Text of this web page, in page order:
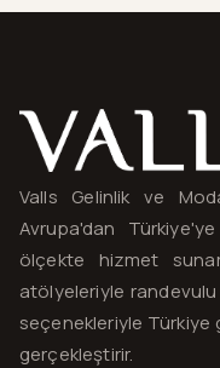
Valls® — site
Valls Gelinlik ve
Avrupa'dan
ölçekte hizmet
atölyeleriyle
seçenekleriyle Türkiye
gerçekleştirir.